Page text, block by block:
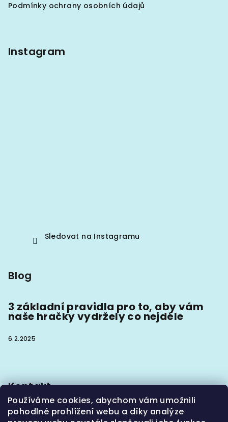
Používáme cookies, abychom vám umožnili
pohodlné prohlížení webu a díky analýze
Podmínky ochrany osobních údajů
Instagram
Sledovat na Instagramu
Blog
3 základní pravidla pro to, aby vám
naše hračky vydržely co nejdéle
6.2.2025
Kontakt
info@hoaxx.cz